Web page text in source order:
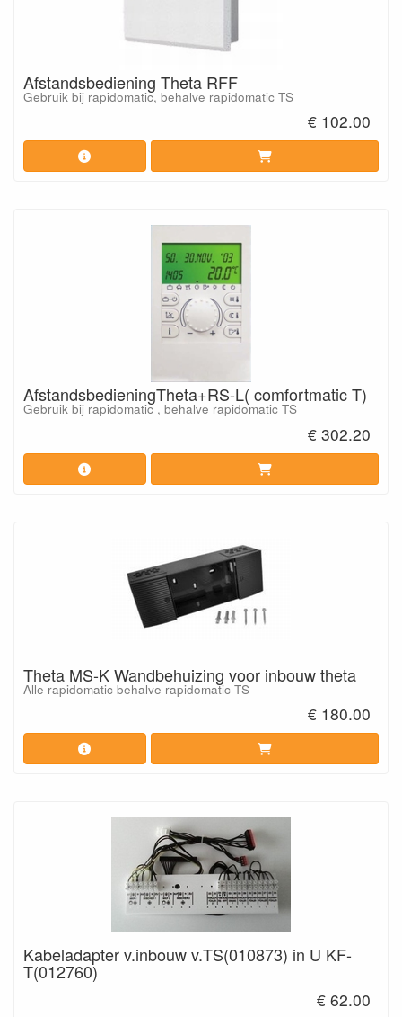
Afstandsbediening Theta RFF
Gebruik bij rapidomatic, behalve rapidomatic TS
€ 102.00
AfstandsbedieningTheta+RS-L( comfortmatic T)
Gebruik bij rapidomatic , behalve rapidomatic TS
€ 302.20
Theta MS-K Wandbehuizing voor inbouw theta
Alle rapidomatic behalve rapidomatic TS
€ 180.00
Kabeladapter v.inbouw v.TS(010873) in U KF-
T(012760)
€ 62.00